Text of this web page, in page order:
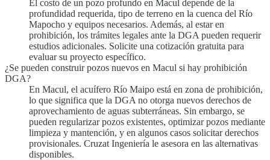
El costo de un pozo profundo en Macul depende de la
profundidad requerida, tipo de terreno en la cuenca del Río
Mapocho y equipos necesarios. Además, al estar en
prohibición, los trámites legales ante la DGA pueden requerir
estudios adicionales. Solicite una cotización gratuita para
evaluar su proyecto específico.
¿Se pueden construir pozos nuevos en Macul si hay prohibición
DGA?
En Macul, el acuífero Río Maipo está en zona de prohibición,
lo que significa que la DGA no otorga nuevos derechos de
aprovechamiento de aguas subterráneas. Sin embargo, se
pueden regularizar pozos existentes, optimizar pozos mediante
limpieza y mantención, y en algunos casos solicitar derechos
provisionales. Cruzat Ingeniería le asesora en las alternativas
disponibles.